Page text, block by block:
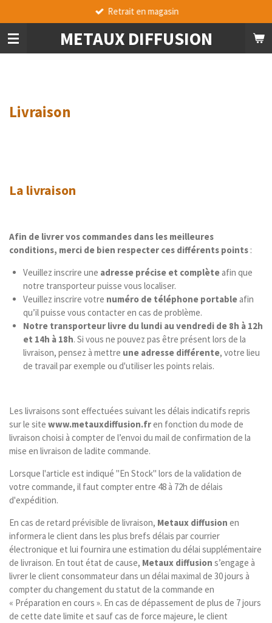
au
contenu
principal
METAUX DIFFUSION
Produits de qualité
Livraison
La livraison
Afin de livrer vos commandes dans les meilleures
conditions, merci de bien respecter ces différents points :
Veuillez inscrire une adresse précise et complèteafin que
notre transporteur puisse vous localiser.
Veuillez inscrire votre numéro de téléphone portableafin
qu’il puisse vous contacter en cas de problème.
Notre transporteur livre du lundi au vendredi de 8h à 12h
et 14h à 18h. Si vous ne pouvez pas être présent lors de la
livraison, pensez à mettre une adresse différente, votre lieu
de travail par exemple ou d'utiliser les points relais.
Les livraisons sont effectuées suivant les délais indicatifs repris
sur le site www.metauxdiffusion.fren fonction du mode de
livraison choisi à compter de l’envoi du mail de confirmation de la
mise en livraison de ladite commande.
Lorsque l'article est indiqué "En Stock" lors de la validation de
votre commande, il faut compter entre 48 à 72h de délais
d'expédition.
En cas de retard prévisible de livraison, Metaux diffusion en
informera le client dans les plus brefs délais par courrier
électronique et lui fournira une estimation du délai supplémentaire
de livraison. En tout état de cause, Metaux diffusion s’engage à
livrer le client consommateur dans un délai maximal de 30 jours à
compter du changement du statut de la commande en
« Préparation en cours ». En cas de dépassement de plus de 7 jours
de cette date limite et sauf cas de force majeure, le client